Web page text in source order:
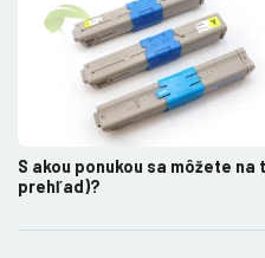
S akou ponukou sa môžete
prehľad)?